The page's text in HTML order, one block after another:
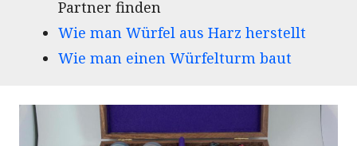
Partner finden
Wie man Würfel aus Harz herstellt
Wie man einen Würfelturm baut